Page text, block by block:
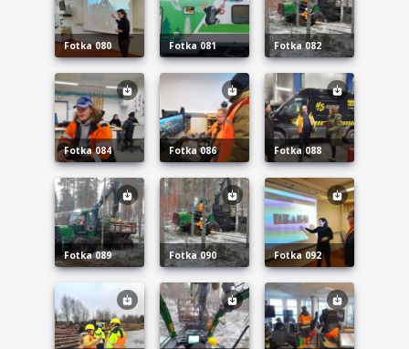
fotka 080 fotka 081 fotka 082
fotka 084 fotka 086 fotka 088
fotka 089 fotka 090 fotka 092